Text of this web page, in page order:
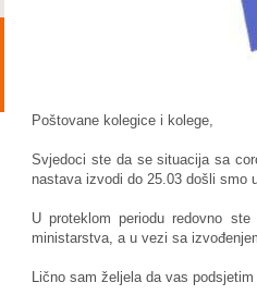
Poštovane kolegice i kolege,
Svjedoci ste da se situacija sa
nastava izvodi do 25.03 došli smo
U proteklom periodu redovno
ministarstva, a u vezi sa
Lično sam željela da vas